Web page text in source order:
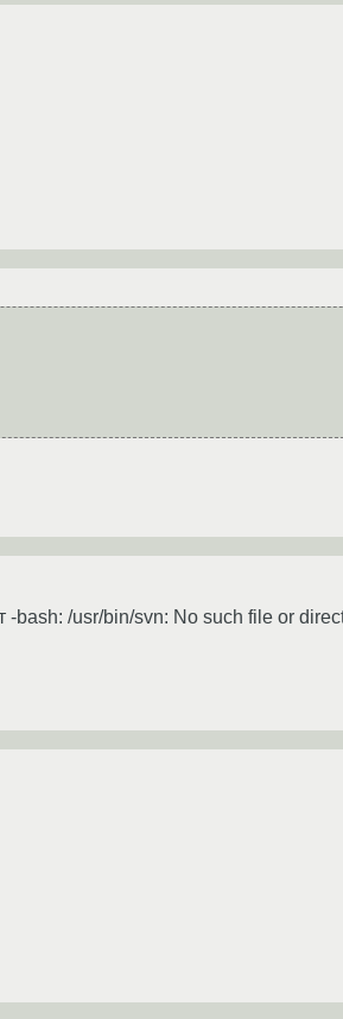
-bash: /usr/bin/svn: No such file or